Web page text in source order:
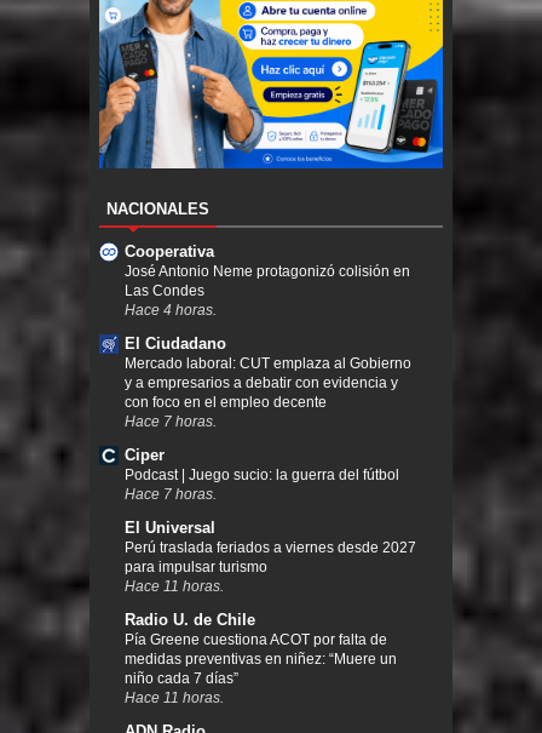
NACIONALES
Cooperativa
José Antonio Neme protagonizó colisión en
Las Condes
Hace 4 horas.
El Ciudadano
Mercado laboral: CUT emplaza al Gobierno
y a empresarios a debatir con evidencia y
con foco en el empleo decente
Hace 7 horas.
Ciper
Podcast | Juego sucio: la guerra del fútbol
Hace 7 horas.
El Universal
Perú traslada feriados a viernes desde 2027
para impulsar turismo
Hace 11 horas.
Radio U. de Chile
Pía Greene cuestiona ACOT por falta de
medidas preventivas en niñez: “Muere un
niño cada 7 días”
Hace 11 horas.